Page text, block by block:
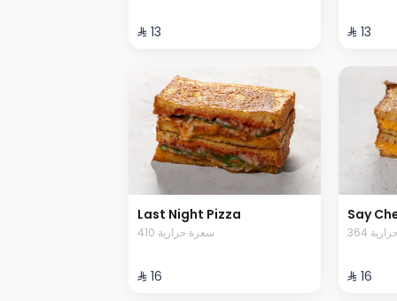
⁨⁦‪‬ 13⁩ ⁨⁦‪‬ 13⁩
Last Night Pizza
410 سعرة حرارية
⁨⁦‪‬ 16⁩
Say
⁨⁦‪‬ 16⁩